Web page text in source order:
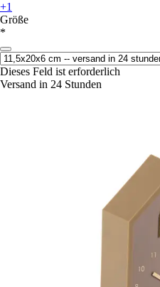
+1
Größe
*
Dieses Feld ist erforderlich
Versand in 24 Stunden